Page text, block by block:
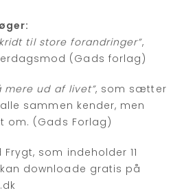
til store forandringer”,
(Gads forlag)
mere ud af livet”, som sætter
sammen kender, men
(Gads Forlag)
som indeholder 11
downloade gratis på